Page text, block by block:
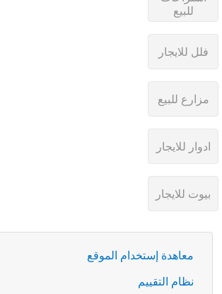
معاهدة إستخدام الموقع
نظام التقييم